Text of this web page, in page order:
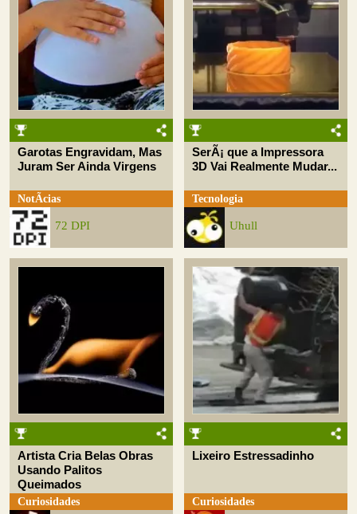
Garotas Engravidam, Mas
Juram Ser Ainda Virgens
NotÃ­cias
72 DPI
SerÃ¡ que a Impressora
3D Vai Realmente Mudar...
Tecnologia
Uhull
Artista Cria Belas Obras
Usando Palitos
Queimados
Curiosidades
Lixeiro Estressadinho
Curiosidades